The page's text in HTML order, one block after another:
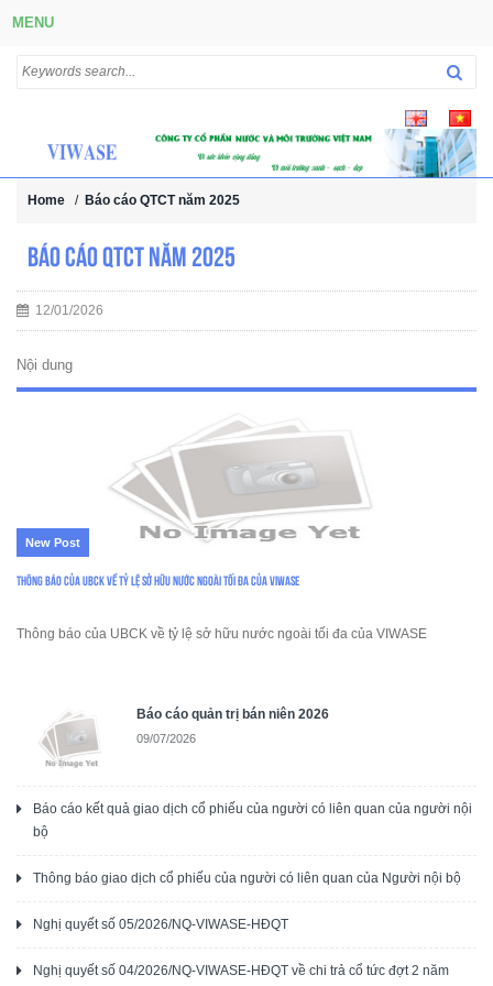
MENU
Home / Báo cáo QTCT năm 2025
Báo cáo QTCT năm 2025
12/01/2026
Nội dung
New Post
Thông báo của UBCK về tỷ lệ sở hữu nước ngoài tối đa của VIWASE
Thông báo của UBCK về tỷ lệ sở hữu nước ngoài tối đa của VIWASE
Báo cáo quản trị bán niên 2026
09/07/2026
Báo cáo kết quả giao dịch cổ phiếu của người có liên quan của người nội
bộ
Thông báo giao dịch cổ phiếu của người có liên quan của Người nội bộ
Nghị quyết số 05/2026/NQ-VIWASE-HĐQT
Nghị quyết số 04/2026/NQ-VIWASE-HĐQT về chi trả cổ tức đợt 2 năm